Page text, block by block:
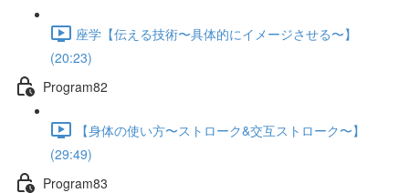
座学【伝える技術〜具体的にイメージさせる〜】
(20:23)
Program82
【身体の使い方〜ストローク&交互ストローク〜】
(29:49)
Program83